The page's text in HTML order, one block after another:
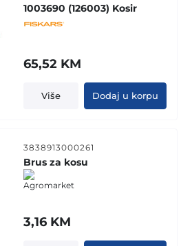
1003690 (126003) Kosir
65,52 KM
Više Dodaj u korpu
3838913000261
Brus za kosu
3,16 KM